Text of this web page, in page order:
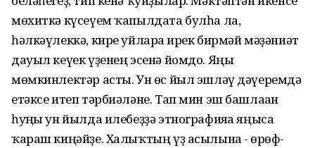
мөхиткә күсеүем ҡапылдата булһа ла,
һәлкәүлеккә, кире уйларға ирек бирмәй мәҙәниәт
дауыл кеүек үҙенең эсенә йомдо. Яңы
мөмкинлектәр асты. Ун өс йыл эшләү дәүеремдә
етәксе итеп тәрбиәләне. Тап мин эш башлаған
һуңғы ун йылда илебеҙҙә этнографияға яңыса
ҡараш киңәйҙе. Халыҡтың үҙ асылына - ғөрөф-